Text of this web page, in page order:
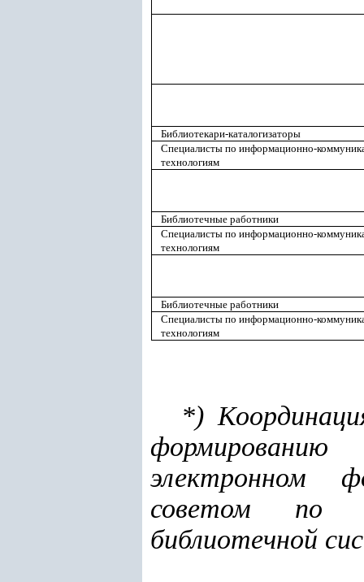
Библиотекари-каталогизаторы
Специалисты по информационно-
технологиям
Библиотечные работники
Специалисты по информационно-
технологиям
Библиотечные работники
Специалисты по информационно-
технологиям
*)
электронном
советом по
библиотечной